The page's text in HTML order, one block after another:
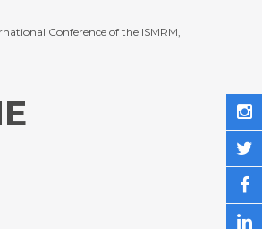
Conference of the ISMRM,